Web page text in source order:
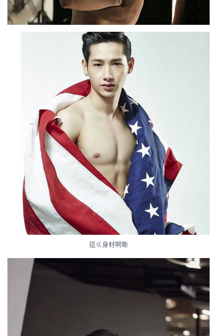
這ㄍ身材啊嘶